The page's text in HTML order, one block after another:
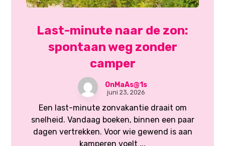
Last-minute naar de zon:
spontaan weg zonder
camper
OnMaAs@1s
juni 23, 2026
Een last-minute zonvakantie draait om
snelheid. Vandaag boeken, binnen een paar
dagen vertrekken. Voor wie gewend is aan
kamperen voelt ...